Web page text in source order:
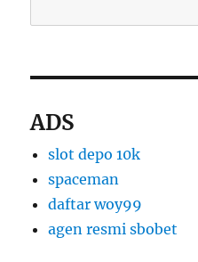
ADS
slot depo 10k
spaceman
daftar woy99
agen resmi sbobet